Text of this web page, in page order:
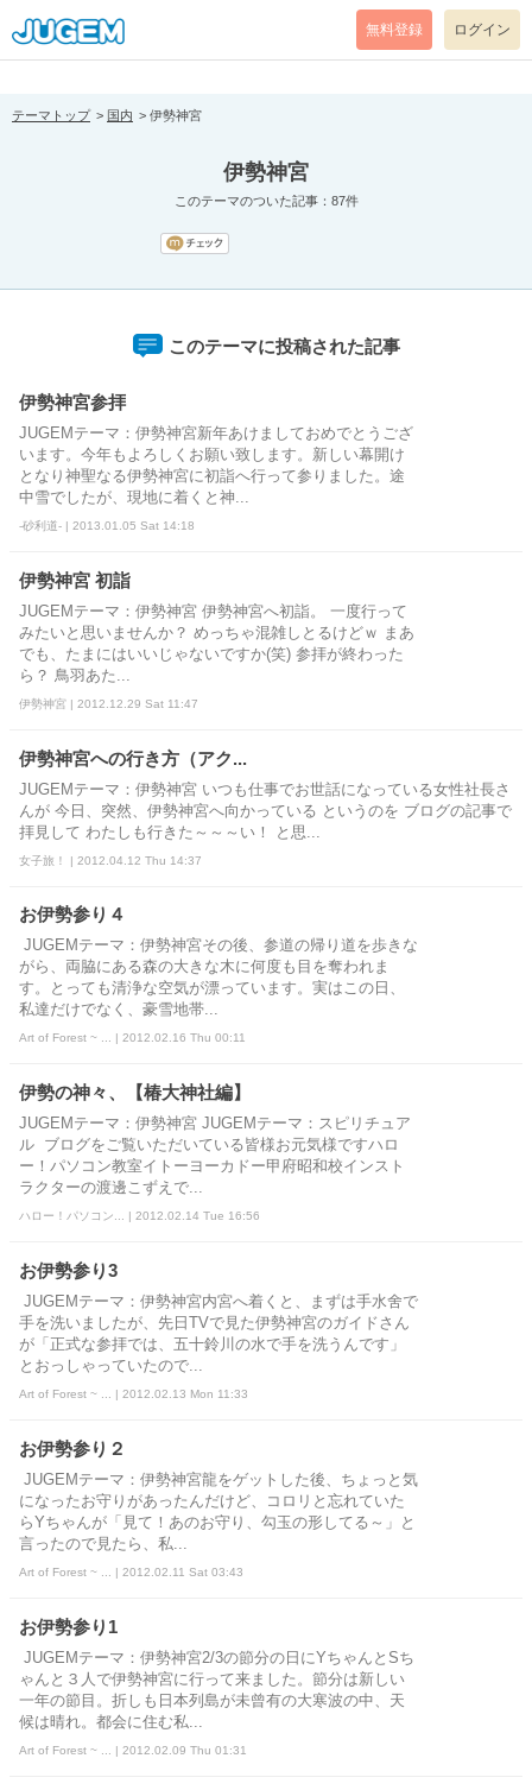
[pear_error: message="Success" code=0 mode=return level=notice
prefix="" info=""]
無料登録 ログイン
テーマトップ 国内 伊勢神宮
伊勢神宮
このテーマのついた記事：87件
このテーマに投稿された記事
伊勢神宮参拝
JUGEMテーマ：伊勢神宮新年あけましておめでとうござ
います。今年もよろしくお願い致します。新しい幕開け
となり神聖なる伊勢神宮に初詣へ行って参りました。途
中雪でしたが、現地に着くと神...
-砂利道- | 2013.01.05 Sat 14:18
伊勢神宮 初詣
JUGEMテーマ：伊勢神宮 伊勢神宮へ初詣。 一度行って
みたいと思いませんか？ めっちゃ混雑しとるけどｗ まあ
でも、たまにはいいじゃないですか(笑) 参拝が終わった
ら？ 鳥羽あた...
伊勢神宮 | 2012.12.29 Sat 11:47
伊勢神宮への行き方（アク...
JUGEMテーマ：伊勢神宮 いつも仕事でお世話になっている女性社長さ
んが 今日、突然、伊勢神宮へ向かっている というのを ブログの記事で
拝見して わたしも行きた～～～い！ と思...
女子旅！ | 2012.04.12 Thu 14:37
お伊勢参り４
JUGEMテーマ：伊勢神宮その後、参道の帰り道を歩きな
がら、両脇にある森の大きな木に何度も目を奪われま
す。とっても清浄な空気が漂っています。実はこの日、
私達だけでなく、豪雪地帯...
Art of Forest ~ ... | 2012.02.16 Thu 00:11
伊勢の神々、【椿大神社編】
JUGEMテーマ：伊勢神宮 JUGEMテーマ：スピリチュア
ル ブログをご覧いただいている皆様お元気様ですハロ
ー！パソコン教室イトーヨーカドー甲府昭和校インスト
ラクターの渡邊こずえで...
ハロー！パソコン... | 2012.02.14 Tue 16:56
お伊勢参り3
JUGEMテーマ：伊勢神宮内宮へ着くと、まずは手水舍で
手を洗いましたが、先日TVで見た伊勢神宮のガイドさん
が「正式な参拝では、五十鈴川の水で手を洗うんです」
とおっしゃっていたので...
Art of Forest ~ ... | 2012.02.13 Mon 11:33
お伊勢参り２
JUGEMテーマ：伊勢神宮龍をゲットした後、ちょっと気
になったお守りがあったんだけど、コロリと忘れていた
らYちゃんが「見て！あのお守り、勾玉の形してる～」と
言ったので見たら、私...
Art of Forest ~ ... | 2012.02.11 Sat 03:43
お伊勢参り1
JUGEMテーマ：伊勢神宮2/3の節分の日にYちゃんとSち
ゃんと３人で伊勢神宮に行って来ました。節分は新しい
一年の節目。折しも日本列島が未曾有の大寒波の中、天
候は晴れ。都会に住む私...
Art of Forest ~ ... | 2012.02.09 Thu 01:31